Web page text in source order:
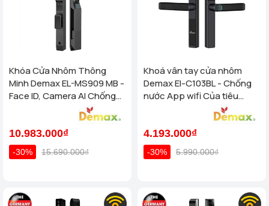
Khóa Cửa Nhôm Thông
Minh Demax EL-MS909 MB -
Face ID, Camera AI Chống
Nước IP66 Cho Cửa Nhôm
10.983.000₫
-30% 15.690.000₫
Khoá vân tay cửa nhôm
Demax El-C103BL - Chống
nước App wifi Của tiêu
4.193.000₫
-30% 5.990.000₫